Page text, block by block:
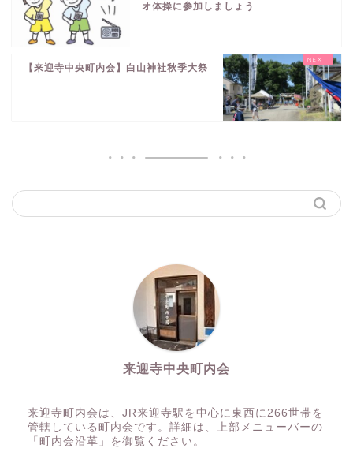
オ体操に参加しましょう
【来迎寺中央町内会】白山神社秋季大祭
来迎寺中央町内会
来迎寺町内会は、JR来迎寺駅を中心に東西に266世帯を
管轄している町内会です。詳細は、上部メニューバーの
「町内会沿革」を御覧ください。